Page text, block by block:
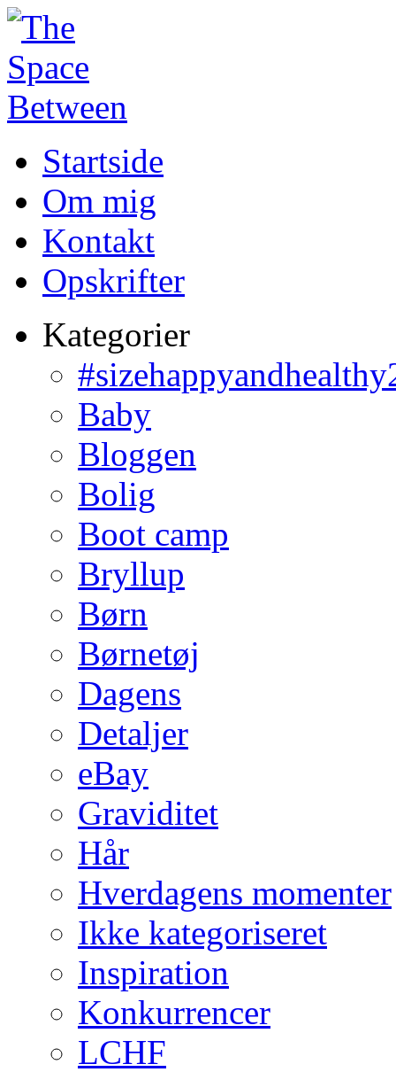
Startside
Om mig
Kontakt
Opskrifter
Kategorier
Baby
Bloggen
Bolig
Boot camp
Bryllup
Børn
Børnetøj
Dagens
Detaljer
eBay
Graviditet
Hår
Hverdagens momenter
Ikke kategoriseret
Inspiration
Konkurrencer
LCHF